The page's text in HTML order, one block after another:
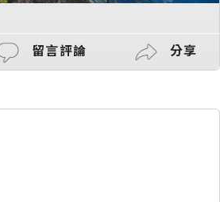
留言評論
分享